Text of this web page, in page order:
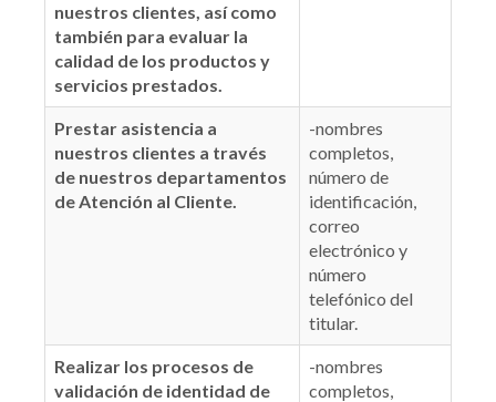
nuestros clientes, así como
también para evaluar la
calidad de los productos y
servicios prestados.
Prestar asistencia a
nuestros clientes a través
de nuestros departamentos
de Atención al Cliente.
-nombres
completos,
número de
identificación,
correo
electrónico y
número
telefónico del
titular.
Realizar los procesos de
validación de identidad de
-nombres
completos,